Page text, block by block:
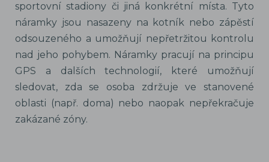
sportovní stadiony či jiná konkrétní místa. Tyto
náramky jsou nasazeny na kotník nebo zápěstí
odsouzeného a umožňují nepřetržitou kontrolu
nad jeho pohybem. Náramky pracují na principu
GPS a dalších technologií, které umožňují
sledovat, zda se osoba zdržuje ve stanovené
oblasti (např. doma) nebo naopak nepřekračuje
zakázané zóny.